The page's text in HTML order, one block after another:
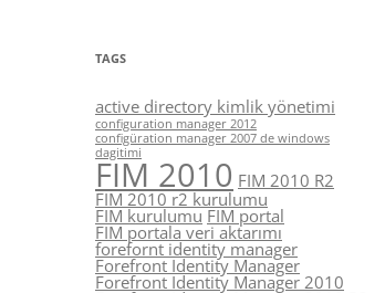
TAGS
active directory kimlik yönetimi
configuration manager 2012
configüration manager 2007 de windows
dagitimi
FIM 2010 FIM 2010 R2
FIM 2010 r2 kurulumu
FIM kurulumu FIM portal
FIM portala veri aktarımı
forefornt identity manager
Forefront Identity Manager
Forefront Identity Manager 2010